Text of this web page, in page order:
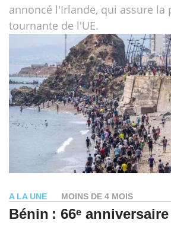
annoncé l'Irlande, qui assure la
tournante de l'UE.
A LA UNE MOINS DE 4 MOIS
Bénin : 66ᵉ